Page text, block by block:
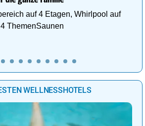
auf 4 Etagen, Whirlpool auf
ThemenSaunen
WELLNESSHOTELS